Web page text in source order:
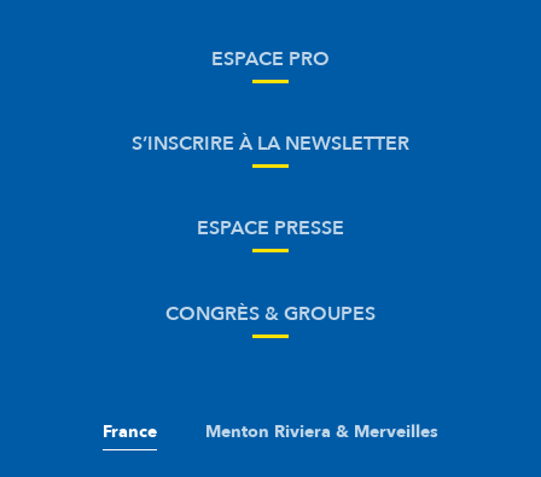
ESPACE PRO
S’INSCRIRE À LA NEWSLETTER
ESPACE PRESSE
CONGRÈS & GROUPES
France Menton Riviera & Merveilles